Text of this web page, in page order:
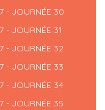
- JOURNÉE 30
- JOURNÉE 31
- JOURNÉE 32
- JOURNÉE 33
- JOURNÉE 34
- JOURNÉE 35